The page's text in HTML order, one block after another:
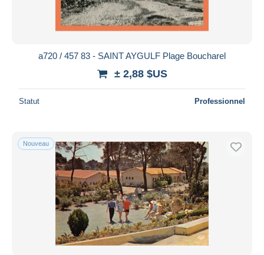
a720 / 457 83 - SAINT AYGULF Plage Boucharel
± 2,88 $US
Statut Professionnel
Nouveau